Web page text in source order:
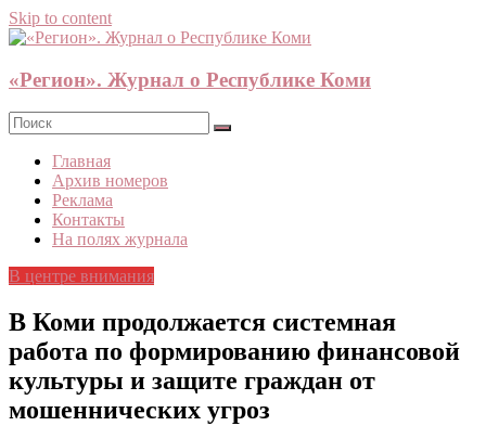
Skip to content
«Регион». Журнал о Республике Коми
Главная
Архив номеров
Реклама
Контакты
На полях журнала
В центре внимания
В Коми продолжается системная
работа по формированию финансовой
культуры и защите граждан от
мошеннических угроз